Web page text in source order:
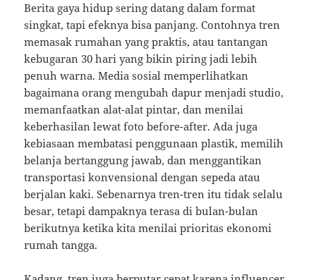
Berita gaya hidup sering datang dalam format
singkat, tapi efeknya bisa panjang. Contohnya tren
memasak rumahan yang praktis, atau tantangan
kebugaran 30 hari yang bikin piring jadi lebih
penuh warna. Media sosial memperlihatkan
bagaimana orang mengubah dapur menjadi studio,
memanfaatkan alat-alat pintar, dan menilai
keberhasilan lewat foto before-after. Ada juga
kebiasaan membatasi penggunaan plastik, memilih
belanja bertanggung jawab, dan menggantikan
transportasi konvensional dengan sepeda atau
berjalan kaki. Sebenarnya tren-tren itu tidak selalu
besar, tetapi dampaknya terasa di bulan-bulan
berikutnya ketika kita menilai prioritas ekonomi
rumah tangga.